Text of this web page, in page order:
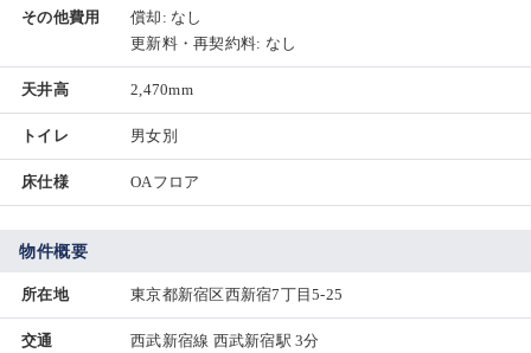
その他費用
償却: なし
更新料・再契約料: なし
天井高 2,470mm
トイレ 男女別
床仕様 OAフロア
物件概要
所在地 東京都新宿区西新宿7丁目5-25
交通 西武新宿線 西武新宿駅 3分